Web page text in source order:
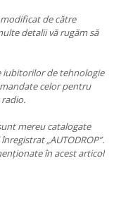
de către
detalii vă rugăm să
iubitorilor de tehnologie
celor pentru
mereu catalogate
„AUTODROP”.
în acest articol